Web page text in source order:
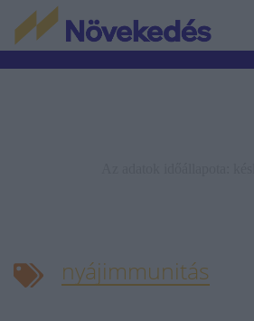
nyájimmunitás